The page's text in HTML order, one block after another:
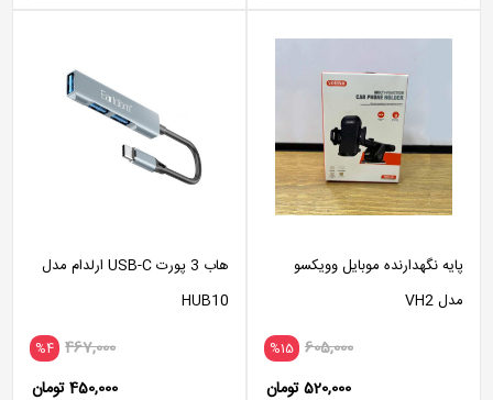
پایه نگهدارنده موبایل وویکسو
مدل VH2
%15 605,000
520,000 تومان
هاب 3 پورت USB-C ارلدام مدل
HUB10
%4 467,000
450,000 تومان